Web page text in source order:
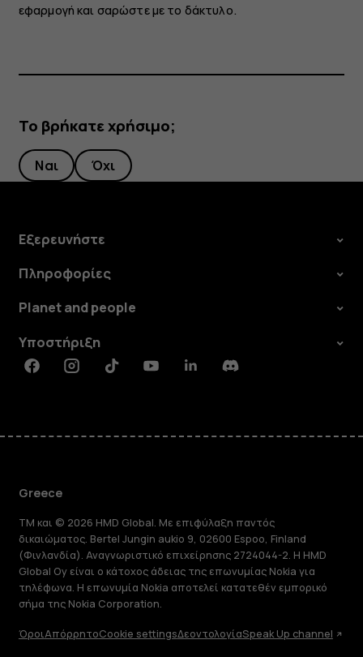
εφαρμογή και σαρώστε με το δάκτυλο.
Το βρήκατε χρήσιμο;
Ναι Όχι
Εξερευνήστε
Πληροφορίες
Planet and people
Υποστήριξη
FacebookInstagramTiktokYoutubeLinkedinDiscord
Greece
TM και © 2026 HMD Global. Με επιφύλαξη παντός
δικαιώματος. Bertel Jungin aukio 9, 02600 Espoo, Finland
(Φινλανδία). Αναγνωριστικό επιχείρησης 2724044-2. Η HMD
Global Oy είναι ο κάτοχος άδειας της επωνυμίας Nokia για
τηλέφωνα. Η επωνυμία Nokia αποτελεί κατατεθέν εμπορικό
σήμα της Nokia Corporation.
ΌροιΑπόρρητοCookie settingsΔεοντολογίαSpeak Up channel